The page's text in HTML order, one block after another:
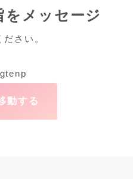
をメッセージ
さい。
動する